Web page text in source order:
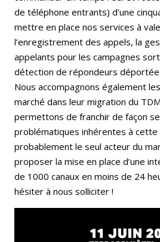
de téléphone entrants) d’une
mettre en place nos services à
l’enregistrement des appels, la
appelants pour les campagnes
détection de répondeurs déportée.
Nous accompagnons également
marché dans leur migration du
permettons de franchir de façon
problématiques inhérentes à cette
probablement le seul acteur du
proposer la mise en place d’une
de 1000 canaux en moins de 24
hésiter à nous solliciter !